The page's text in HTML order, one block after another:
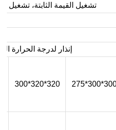
تشغيل القيمة الثابتة، تشغيل
إنذار لدرجة الحرارة
320*320*300